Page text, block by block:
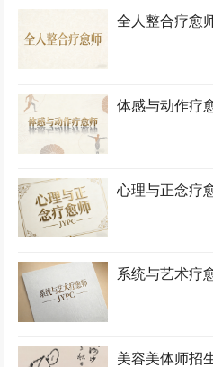
全人整合疗愈
体感与动作疗
心理与正念疗
系统与艺术疗
美容美体师招